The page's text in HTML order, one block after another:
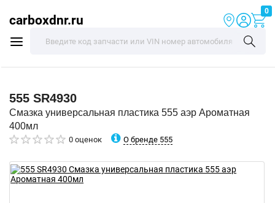
carboxdnr.ru
0
555 SR4930
Смазка универсальная пластика 555 аэр Ароматная
400мл
0 оценок О бренде 555